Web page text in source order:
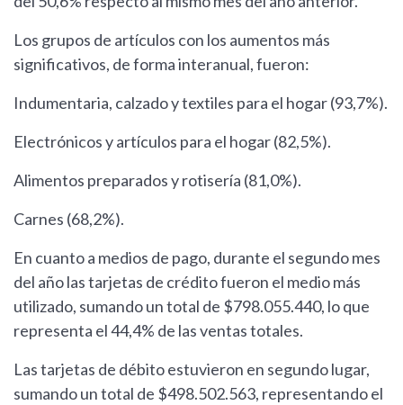
Los grupos de artículos con los aumentos más
significativos, de forma interanual, fueron:
Indumentaria, calzado y textiles para el hogar (93,7%).
Electrónicos y artículos para el hogar (82,5%).
Alimentos preparados y rotisería (81,0%).
Carnes (68,2%).
En cuanto a medios de pago, durante el segundo mes
del año las tarjetas de crédito fueron el medio más
utilizado, sumando un total de $798.055.440, lo que
representa el 44,4% de las ventas totales.
Las tarjetas de débito estuvieron en segundo lugar,
sumando un total de $498.502.563, representando el